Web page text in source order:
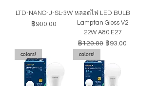
LTD-NANO-J-SL-3W
ราคา
฿900.00
หลอดไฟ LED BULB
Lamptan Gloss V2
22W A80 E27
ราคาปกติ
฿120.00 ราคาขายลด
฿93.00
colors!
colors!